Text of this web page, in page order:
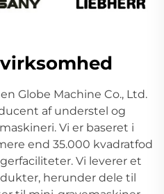
Globe Machine Co., Ltd.
af understel og
Vi er baseret i
end 35.000 kvadratfod
Vi leverer et
herunder dele til